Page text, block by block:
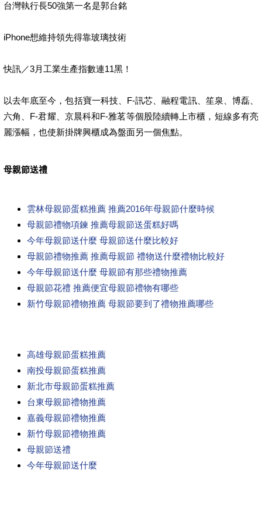
台灣執行長50強第一名是郭台銘
iPhone想維持領先得靠玻璃技術
快訊／3月工業生產指數連11黑！
以去年底至今，包括寶一科技、F-訊芯、融程電訊、笙泉、博磊、
六角、F-君耀、京晨科和F-雅茗等個股陸續轉上市櫃，短線多有亮
麗漲幅，也使新掛牌興櫃成為盤面另一個焦點。
母親節送禮
雲林母親節蛋糕推薦 推薦2016年母親節什麼時候
母親節禮物項鍊 推薦母親節送蛋糕好嗎
今年母親節送什麼 母親節送什麼比較好
母親節禮物推薦 推薦母親節 禮物送什麼禮物比較好
今年母親節送什麼 母親節有那些禮物推薦
母親節花禮 推薦便宜母親節禮物有哪些
新竹母親節禮物推薦 母親節要到了禮物推薦哪些
高雄母親節蛋糕推薦
南投母親節蛋糕推薦
新北市母親節蛋糕推薦
台東母親節禮物推薦
嘉義母親節禮物推薦
新竹母親節禮物推薦
母親節送禮
今年母親節送什麼